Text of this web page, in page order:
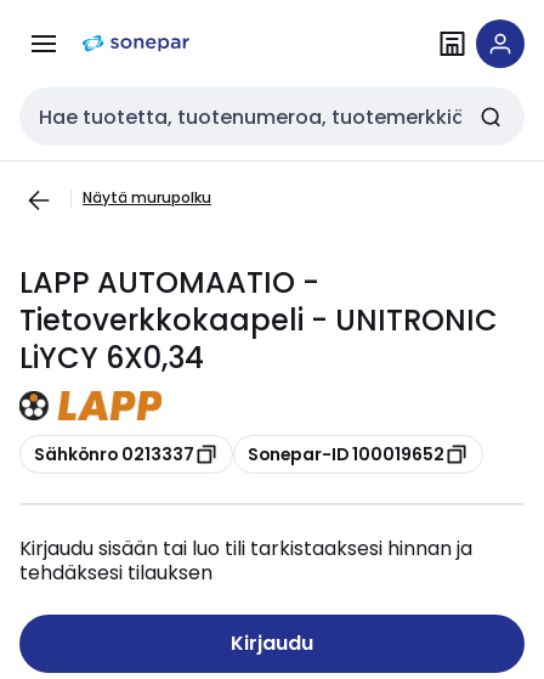
navigointiinsisältöön
Haku
Näytä murupolku
LAPP AUTOMAATIO -
Tietoverkkokaapeli - UNITRONIC
LiYCY 6X0,34
Kopioi
Sähkönro 0213337 Kopioi
Sonepar-ID 100019652
Kirjaudu sisään tai luo tili tarkistaaksesi hinnan ja
tehdäksesi tilauksen
Kirjaudu